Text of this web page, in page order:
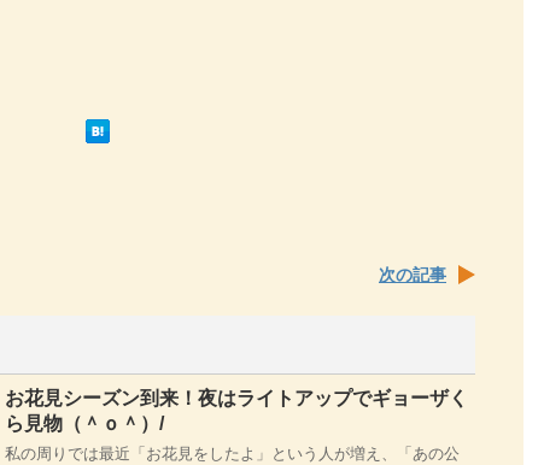
次の記事
お花見シーズン到来！夜はライトアップでギョーザく
ら見物（＾ｏ＾）/
私の周りでは最近「お花見をしたよ」という人が増え、「あの公